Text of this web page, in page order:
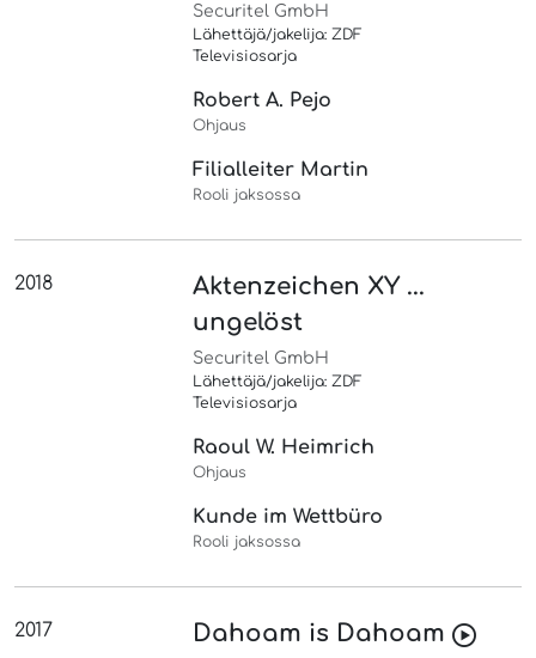
Securitel GmbH
Lähettäjä/jakelija: ZDF
Televisiosarja
Robert A. Pejo
Ohjaus
Filialleiter Martin
Rooli jaksossa
2018
Aktenzeichen XY ...
ungelöst
Securitel GmbH
Lähettäjä/jakelija: ZDF
Televisiosarja
Raoul W. Heimrich
Ohjaus
Kunde im Wettbüro
Rooli jaksossa
2017 Dahoam is Dahoam